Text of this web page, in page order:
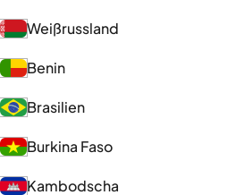
Weißrussland
Benin
Brasilien
Burkina Faso
Kambodscha